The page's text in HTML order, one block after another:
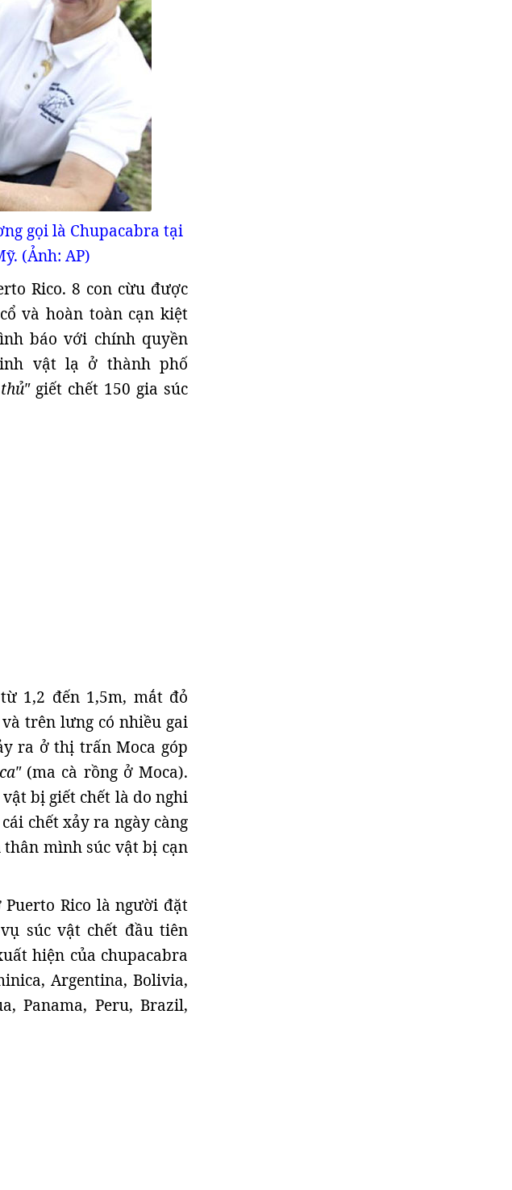
gọi là Chupacabra tại
(Ảnh: AP)
Rico. 8 con cừu được
và hoàn toàn cạn kiệt
báo với chính quyền
vật lạ ở thành phố
giết chết 150 gia súc
1,2 đến 1,5m, mắt đỏ
trên lưng có nhiều gai
ra ở thị trấn Moca góp
(ma cà rồng ở Moca).
bị giết chết là do nghi
chết xảy ra ngày càng
mình súc vật bị cạn
Rico là người đặt
súc vật chết đầu tiên
hiện của chupacabra
Argentina, Bolivia,
Panama, Peru, Brazil,